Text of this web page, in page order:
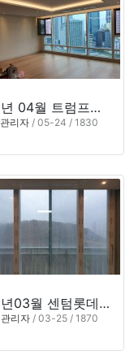
21년 04월 트럼프월드 센텀2 (부산 해운대구 우동)
관리자 / 05-24 / 1830
21년03월 센텀롯데캐슬2차 20*동 *804호 (부산시 해운대구)
관리자/ 03-25 / 1870